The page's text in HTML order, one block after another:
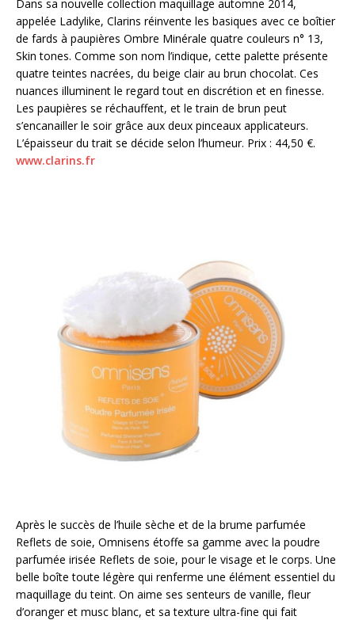
Dans sa nouvelle collection maquillage automne 2014,
appelée Ladylike, Clarins réinvente les basiques avec ce boîtier
de fards à paupières Ombre Minérale quatre couleurs n° 13,
Skin tones. Comme son nom l’indique, cette palette présente
quatre teintes nacrées, du beige clair au brun chocolat. Ces
nuances illuminent le regard tout en discrétion et en finesse.
Les paupières se réchauffent, et le train de brun peut
s’encanailler le soir grâce aux deux pinceaux applicateurs.
L’épaisseur du trait se décide selon l’humeur. Prix : 44,50 €.
www.clarins.fr
Après le succès de l’huile sèche et de la brume parfumée
Reflets de soie, Omnisens étoffe sa gamme avec la poudre
parfumée irisée Reflets de soie, pour le visage et le corps. Une
belle boîte toute légère qui renferme une élément essentiel du
maquillage du teint. On aime ses senteurs de vanille, fleur
d’oranger et musc blanc, et sa texture ultra-fine qui fait